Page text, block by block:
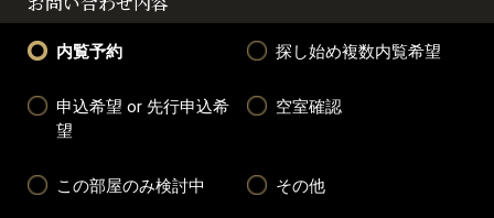
内覧予約 探し始め複数内覧希望
申込希望 or 先行申込希
望
空室確認
この部屋のみ検討中 その他